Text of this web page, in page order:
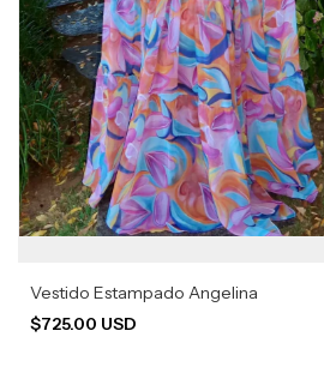
Vestido Estampado Angelina
$725.00 USD